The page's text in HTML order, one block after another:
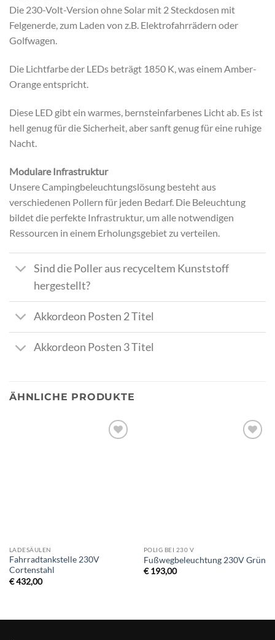
Die 230-Volt-Version ohne Solar mit 2 Steckdosen mit
Felgenerde, zum Laden von z.B. Elektrofahrrädern oder
Golfwagen.
Die Lichtfarbe der LEDs beträgt 1850 K, was einem Amber-
Orange entspricht.
Diese LED gibt ein warmes, bernsteinfarbenes Licht ab. Es ist
hell genug für die Sicherheit, aber sanft genug für eine ruhige
Nacht.
Modulare Infrastruktur
Unsere Campingbeleuchtungslösung besteht aus
verschiedenen Pollern für jeden Bedarf. Die Beleuchtung
bildet die perfekte Infrastruktur, um alle notwendigen
Ressourcen in einem Erholungsgebiet zu verteilen.
Sind die Poller aus recyceltem Kunststoff
hergestellt?
Akkordeon Posten 2 Titel
Akkordeon Posten 3 Titel
ÄHNLICHE PRODUKTE
LADESÄULEN
Fahrradtankstelle 230V
Cortenstahl
€432,00
POLIG BEI 230 V
Fußwegbeleuchtung 230V Grün
€193,00